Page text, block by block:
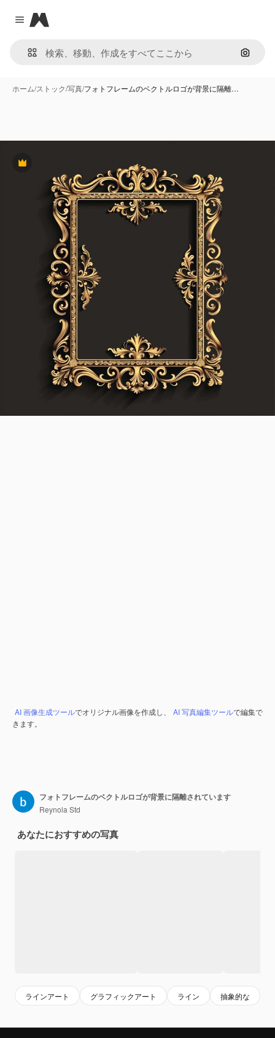
Close menu
Magnific
画像で
ホーム/ストック/写真/フォトフレームのベクトルロゴが背景に隔離…
Premium
AI 画像生成ツールでオリジナル画像を作成し、 AI 写真編集ツールで編集で
きます。
フォトフレームのベクトルロゴが背景に隔離されています
Reynola Std
あなたにおすすめの写真
ラインアート グラフィックアート ライン 抽象的な